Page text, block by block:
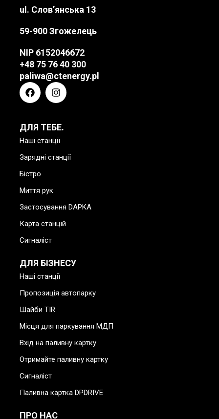
ul. Слов’янська 13
59-900 Згожелець
NIP 6152046672
+48 75 76 40 300
paliwa@ctenergy.pl
ДЛЯ ТЕБЕ.
Наші станції
Зарядні станції
Бістро
Миття рук
Застосування DAPKA
Карта станцій
Сигналіст
ДЛЯ БІЗНЕСУ
Наші станції
Пропозиція автопарку
Шайби TIR
Місця для паркування МДП
Вхід на паливну картку
Отримайте паливну картку
Сигналіст
Паливна картка DPDRIVE
ПРО НАС